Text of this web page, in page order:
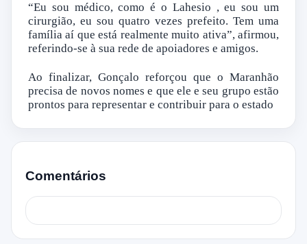
“Eu sou médico, como é o Lahesio , eu sou um
cirurgião, eu sou quatro vezes prefeito. Tem uma
família aí que está realmente muito ativa”, afirmou,
referindo-se à sua rede de apoiadores e amigos.
Ao finalizar, Gonçalo reforçou que o Maranhão
precisa de novos nomes e que ele e seu grupo estão
prontos para representar e contribuir para o estado
Comentários